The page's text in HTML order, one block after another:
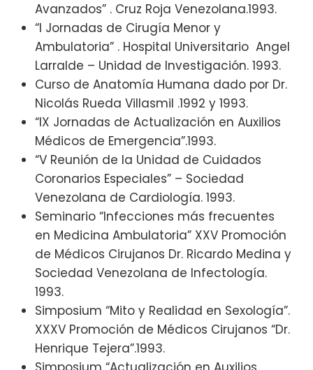
Avanzados” . Cruz Roja Venezolana.1993.
“I Jornadas de Cirugía Menor y
Ambulatoria” . Hospital Universitario Angel
Larralde – Unidad de Investigación. 1993.
Curso de Anatomía Humana dado por Dr.
Nicolás Rueda Villasmil .1992 y 1993.
“IX Jornadas de Actualización en Auxilios
Médicos de Emergencia”.1993.
“V Reunión de la Unidad de Cuidados
Coronarios Especiales” – Sociedad
Venezolana de Cardiología. 1993.
Seminario “Infecciones más frecuentes
en Medicina Ambulatoria” XXV Promoción
de Médicos Cirujanos Dr. Ricardo Medina y
Sociedad Venezolana de Infectología.
1993.
Simposium “Mito y Realidad en Sexología”.
XXXV Promoción de Médicos Cirujanos “Dr.
Henrique Tejera”.1993.